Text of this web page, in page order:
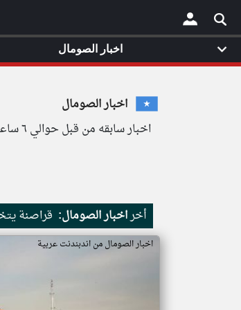
×
اخبار الصومال
اخبار سابقه من قبل حوالي ٦ ساعات
أخراخبار الصومال: قراصنة
اخبار الصومال من اندبندنت عربية
اخبار الصومال